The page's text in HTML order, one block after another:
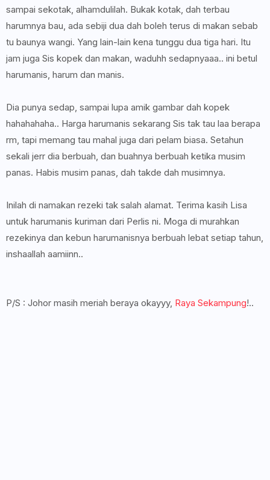
sampai sekotak, alhamdulilah. Bukak kotak, dah terbau
harumnya bau, ada sebiji dua dah boleh terus di makan sebab
tu baunya wangi. Yang lain-lain kena tunggu dua tiga hari. Itu
jam juga Sis kopek dan makan, waduhh sedapnyaaa.. ini betul
harumanis, harum dan manis.
Dia punya sedap, sampai lupa amik gambar dah kopek
hahahahaha.. Harga harumanis sekarang Sis tak tau laa berapa
rm, tapi memang tau mahal juga dari pelam biasa. Setahun
sekali jerr dia berbuah, dan buahnya berbuah ketika musim
panas. Habis musim panas, dah takde dah musimnya.
Inilah di namakan rezeki tak salah alamat. Terima kasih Lisa
untuk harumanis kuriman dari Perlis ni. Moga di murahkan
rezekinya dan kebun harumanisnya berbuah lebat setiap tahun,
inshaallah aamiinn..
P/S : Johor masih meriah beraya okayyy, Raya Sekampung!..